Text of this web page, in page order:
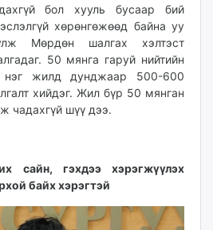
бол хууль бусаар бий
хөрөнгөжөөд байна уу
Мөрдөн шалгах хэлтэст
50 мянга гаруй нийтийн
нэг жилд дунджаар 500-600
хийдэг. Жил бүр 50 мянган
чадахгүй шүү дээ.
сайн, гэхдээ хэрэгжүүлэх
байх хэрэгтэй